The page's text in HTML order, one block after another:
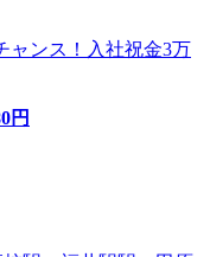
ャンス！入社祝金3万
円